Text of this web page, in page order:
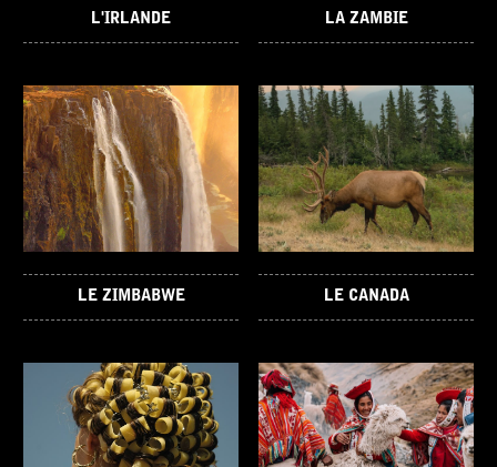
L'IRLANDE LA ZAMBIE
LE ZIMBABWE LE CANADA